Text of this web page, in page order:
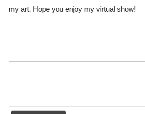
my art. Hope you enjoy my virtual show!